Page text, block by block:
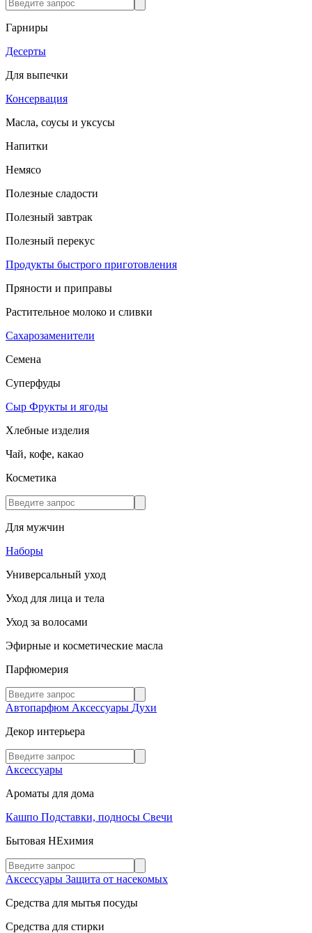
Гарниры
Десерты
Для выпечки
Консервация
Масла, соусы и уксусы
Напитки
Немясо
Полезные сладости
Полезный завтрак
Полезный перекус
Продукты быстрого приготовления
Пряности и приправы
Растительное молоко и сливки
Сахарозаменители
Семена
Суперфуды
Сыр Фрукты и ягоды
Хлебные изделия
Чай, кофе, какао
Косметика
Для мужчин
Наборы
Универсальный уход
Уход для лица и тела
Уход за волосами
Эфирные и косметические масла
Парфюмерия
Автопарфюм Аксессуары Духи
Декор интерьера
Аксессуары
Ароматы для дома
Кашпо Подставки, подносы Свечи
Бытовая НЕхимия
Аксессуары Защита от насекомых
Средства для мытья посуды
Средства для стирки